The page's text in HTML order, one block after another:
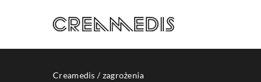
Creamedis /zagrożenia